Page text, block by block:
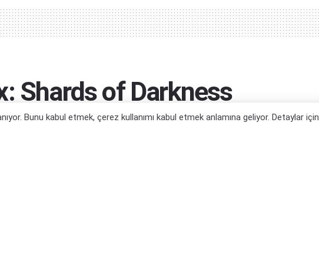
Shards of Darkness
Bunu kabul etmek, çerez kullanımı kabul etmek anlamına geliyor. Detaylar için